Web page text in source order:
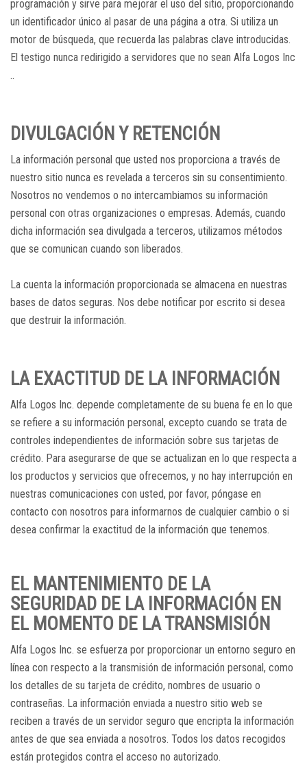
programación y sirve para mejorar el uso del sitio, proporcionando
un identificador único al pasar de una página a otra. Si utiliza un
motor de búsqueda, que recuerda las palabras clave introducidas.
El testigo nunca redirigido a servidores que no sean Alfa Logos Inc
..
DIVULGACIÓN Y RETENCIÓN
La información personal que usted nos proporciona a través de
nuestro sitio nunca es revelada a terceros sin su consentimiento.
Nosotros no vendemos o no intercambiamos su información
personal con otras organizaciones o empresas. Además, cuando
dicha información sea divulgada a terceros, utilizamos métodos
que se comunican cuando son liberados.
La cuenta la información proporcionada se almacena en nuestras
bases de datos seguras. Nos debe notificar por escrito si desea
que destruir la información.
LA EXACTITUD DE LA INFORMACIÓN
Alfa Logos Inc. depende completamente de su buena fe en lo que
se refiere a su información personal, excepto cuando se trata de
controles independientes de información sobre sus tarjetas de
crédito. Para asegurarse de que se actualizan en lo que respecta a
los productos y servicios que ofrecemos, y no hay interrupción en
nuestras comunicaciones con usted, por favor, póngase en
contacto con nosotros para informarnos de cualquier cambio o si
desea confirmar la exactitud de la información que tenemos.
EL MANTENIMIENTO DE LA
SEGURIDAD DE LA INFORMACIÓN EN
EL MOMENTO DE LA TRANSMISIÓN
Alfa Logos Inc. se esfuerza por proporcionar un entorno seguro en
línea con respecto a la transmisión de información personal, como
los detalles de su tarjeta de crédito, nombres de usuario o
contraseñas. La información enviada a nuestro sitio web se
reciben a través de un servidor seguro que encripta la información
antes de que sea enviada a nosotros. Todos los datos recogidos
están protegidos contra el acceso no autorizado.